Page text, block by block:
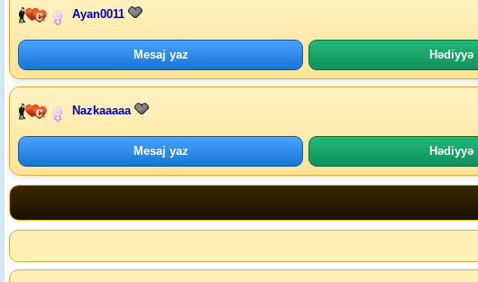
Ayan0011
Mesaj yaz Hədiyyə
Nazkaaaaa
Mesaj yaz Hədiyyə